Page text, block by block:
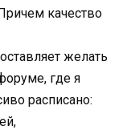
качество
желать
где я
расписано: